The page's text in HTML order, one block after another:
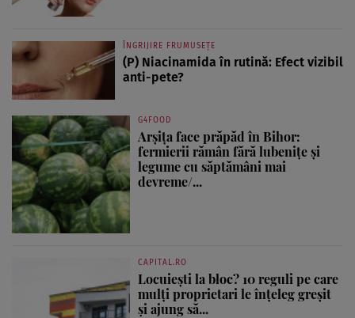
ÎNGRIJIRE FRUMUSEȚE
(P) Niacinamida în rutină: Efect vizibil
anti-pete?
G4FOOD
Arșița face prăpăd în Bihor:
fermierii rămân fără lubenițe și
legume cu săptămâni mai
devreme/...
CAPITAL.RO
Locuiești la bloc? 10 reguli pe care
mulți proprietari le înțeleg greșit
și ajung să...